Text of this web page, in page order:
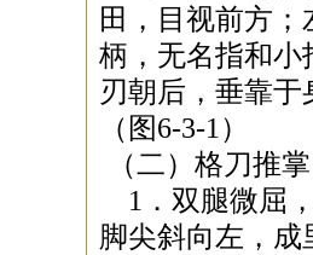
田，目视前方
柄，无名指和小
刃朝后，垂靠
（图6-3-1 ）
（二）格刀推掌
1 ．双腿微屈
脚尖斜向左，成